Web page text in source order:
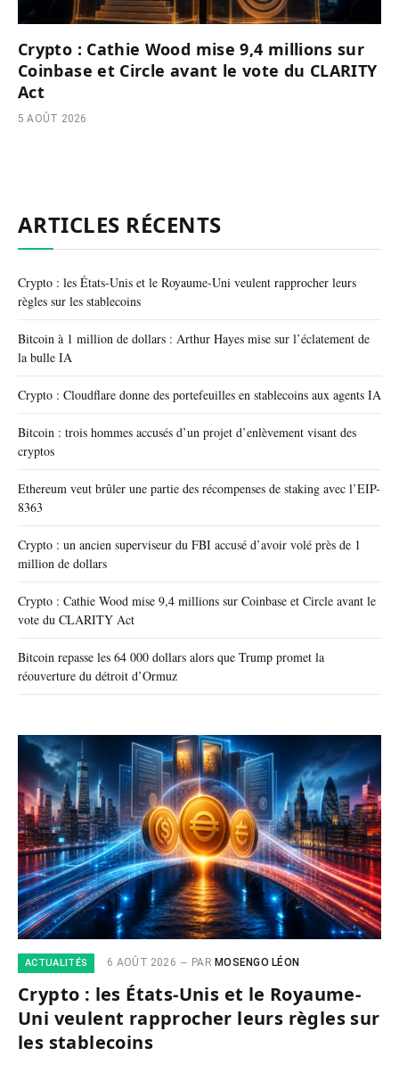
Crypto : Cathie Wood mise 9,4 millions sur
Coinbase et Circle avant le vote du CLARITY
Act
5 AOÛT 2026
ARTICLES RÉCENTS
Crypto : les États-Unis et le Royaume-Uni veulent rapprocher leurs
règles sur les stablecoins
Bitcoin à 1 million de dollars : Arthur Hayes mise sur l’éclatement de
la bulle IA
Crypto : Cloudflare donne des portefeuilles en stablecoins aux agents IA
Bitcoin : trois hommes accusés d’un projet d’enlèvement visant des
cryptos
Ethereum veut brûler une partie des récompenses de staking avec l’EIP-
8363
Crypto : un ancien superviseur du FBI accusé d’avoir volé près de 1
million de dollars
Crypto : Cathie Wood mise 9,4 millions sur Coinbase et Circle avant le
vote du CLARITY Act
Bitcoin repasse les 64 000 dollars alors que Trump promet la
réouverture du détroit d’Ormuz
ACTUALITÉS 6 AOÛT 2026 PAR MOSENGO LÉON
Crypto : les États-Unis et le Royaume-
Uni veulent rapprocher leurs règles sur
les stablecoins